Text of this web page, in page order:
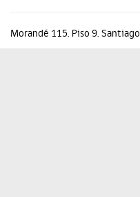
Morandé 115. Piso 9. Santiago